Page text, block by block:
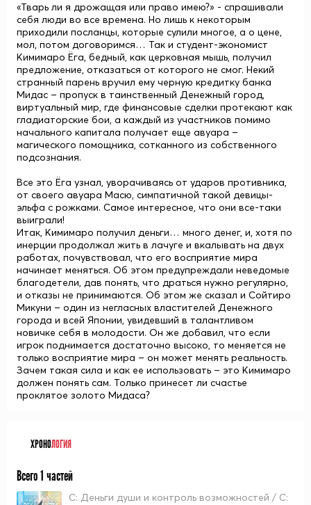
«Тварь ли я дрожащая или право имею?» - спрашивали
себя люди во все времена. Но лишь к некоторым
приходили посланцы, которые сулили многое, а о цене,
мол, потом договоримся… Так и студент-экономист
Кимимаро Ёга, бедный, как церковная мышь, получил
предложение, отказаться от которого не смог. Некий
странный парень вручил ему черную кредитку банка
Мидас – пропуск в таинственный Денежный город,
виртуальный мир, где финансовые сделки протекают как
гладиаторские бои, а каждый из участников помимо
начального капитала получает еще авуара –
магического помощника, сотканного из собственного
подсознания.
Все это Ёга узнал, уворачиваясь от ударов противника,
от своего авуара Масю, симпатичной такой девицы-
эльфа с рожками. Самое интересное, что они все-таки
выиграли!
Итак, Кимимаро получил деньги… много денег, и, хотя по
инерции продолжал жить в лачуге и вкалывать на двух
работах, почувствовал, что его восприятие мира
начинает меняться. Об этом предупреждали неведомые
благодетели, дав понять, что драться нужно регулярно,
и отказы не принимаются. Об этом же сказал и Сойтиро
Микуни – один из негласных властителей Денежного
города и всей Японии, увидевший в талантливом
новичке себя в молодости. Он же добавил, что если
игрок поднимается достаточно высоко, то меняется не
только восприятие мира – он может менять реальность.
Зачем такая сила и как ее использовать – это Кимимаро
должен понять сам. Только принесет ли счастье
проклятое золото Мидаса?
ХРОНОЛОГИЯ
Всего 1 частей
С: Деньги души и контроль возможностей / C: